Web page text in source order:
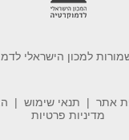
למכון הישראלי
אתר תנאי שימוש
מדיניות פרטיות